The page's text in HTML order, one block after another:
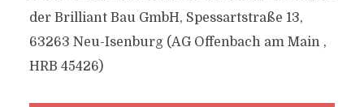
der Brilliant Bau GmbH, Spessartstraße 13,
63263 Neu-Isenburg (AG Offenbach am Main ,
HRB 45426)